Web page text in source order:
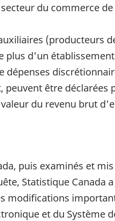
du commerce
(producteurs
plus d'un
être déclarées
du revenu brut
puis examinés et
Statistique Canada
modifications
et du Système